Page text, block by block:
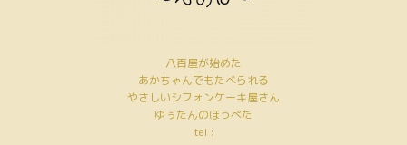
八百屋が始めた
あかちゃんでもたべられる
やさしいシフォンケーキ屋さん
ゆぅたんのほっぺた
tel :